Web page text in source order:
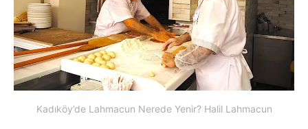
Kadıköy’de Lahmacun Nerede Yenir? Halil Lahmacun